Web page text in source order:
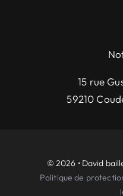
15 rue
59210
© 2026 • David
Politique de